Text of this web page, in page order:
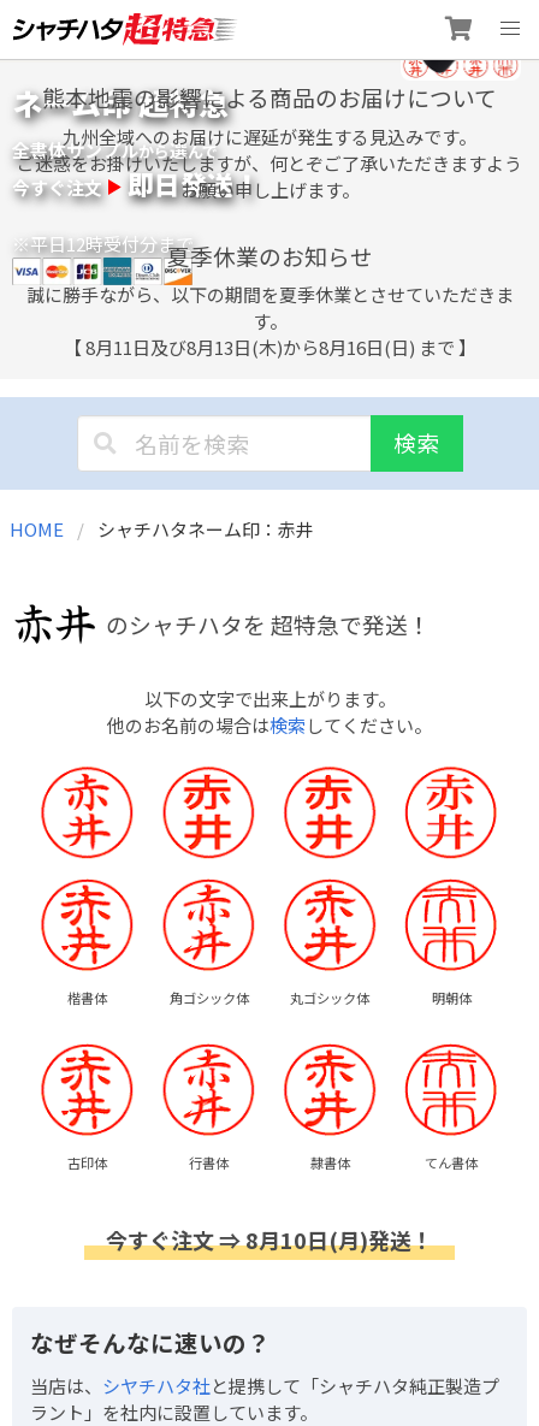
to
content
ネーム印 超特急
全書体サンプルから選んで
今すぐ注文 即日発送！
※平日12時受付分まで
熊本地震の影響による商品のお届けについて
九州全域へのお届けに遅延が発生する見込みです。
ご迷惑をお掛けいたしますが、何とぞご了承いただきますよう
お願い申し上げます。
夏季休業のお知らせ
誠に勝手ながら、以下の期間を夏季休業とさせていただきま
す。
【 8月11日及び8月13日(木)から8月16日(日) まで 】
検索
HOME シャチハタネーム印：赤井
のシャチハタを 超特急で発送！
以下の文字で出来上がります。
他のお名前の場合は検索してください。
楷書体 角ゴシック体 丸ゴシック体 明朝体
古印体 行書体 隷書体 てん書体
今すぐ注文 ⇒ 8月10日(月)発送！
なぜそんなに速いの？
当店は、 シヤチハタ社と提携して「シャチハタ純正製造プ
ラント」を社内に設置しています。